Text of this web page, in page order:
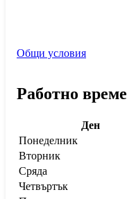
Общи условия
Работно време
Ден
Понеделник
Вторник
Сряда
Четвъртък